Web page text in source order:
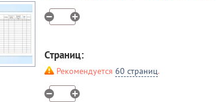
Страниц:
Рекомендуется 60 страниц.